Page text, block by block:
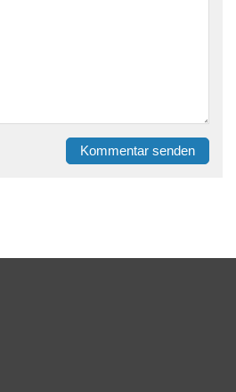
Kommentar senden